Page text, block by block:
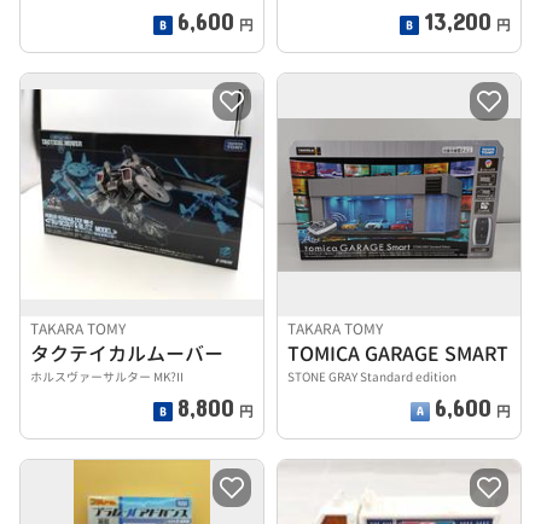
6,600 円 13,200 円
TAKARA TOMY
タクテイカルムーバー
ホルスヴァーサルター MK?II
8,800 円
TAKARA TOMY
TOMICA GARAGE SMART
STONE GRAY Standard edition
6,600 円